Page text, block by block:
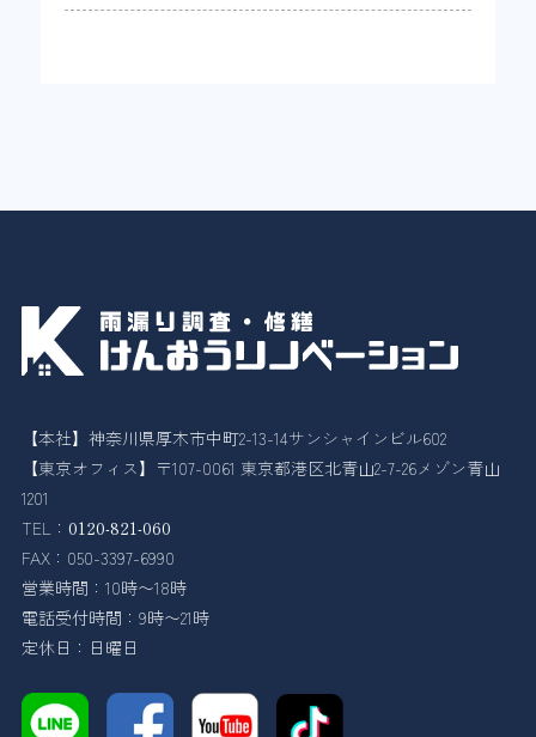
【本社】神奈川県厚木市中町2-13-14サンシャインビル602
【東京オフィス】〒107-0061 東京都港区北青山2-7-26メゾン青山
1201
TEL： 0120-821-060
FAX：050-3397-6990
営業時間：10時〜18時
電話受付時間：9時〜21時
定休日：日曜日